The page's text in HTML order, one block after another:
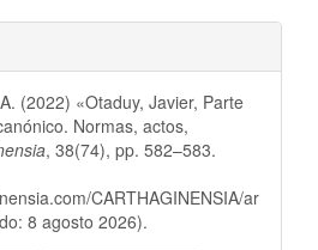
(2022) «Otaduy, Javier, Parte
Normas, actos,
, 38(74), pp. 582–583.
CARTHAGINENSIA/ar
8 agosto 2026).